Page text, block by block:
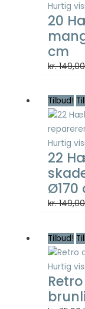
Hurtig
20
cm
kr.149,00
Tilbud!
Hurtig
22
Ø170
kr.149,00
Tilbud!
Hurtig
cookies hjælper
med at gøre en
brugbar ved at
aktivere
grundlæggende
funktioner
såsom side-
navigation og
adgang til sikre
Hjemmesiden
kan ikke fungere
ordentligt uden
disse cookies.